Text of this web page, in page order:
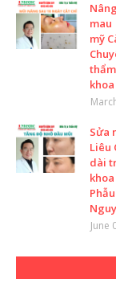
mau
mỹ
khoa
Sửa
Liêu
dài
June